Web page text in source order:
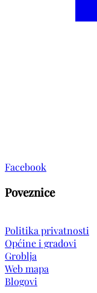
Facebook
Poveznice
Politika privatnosti
Općine i gradovi
Groblja
Web mapa
Blogovi